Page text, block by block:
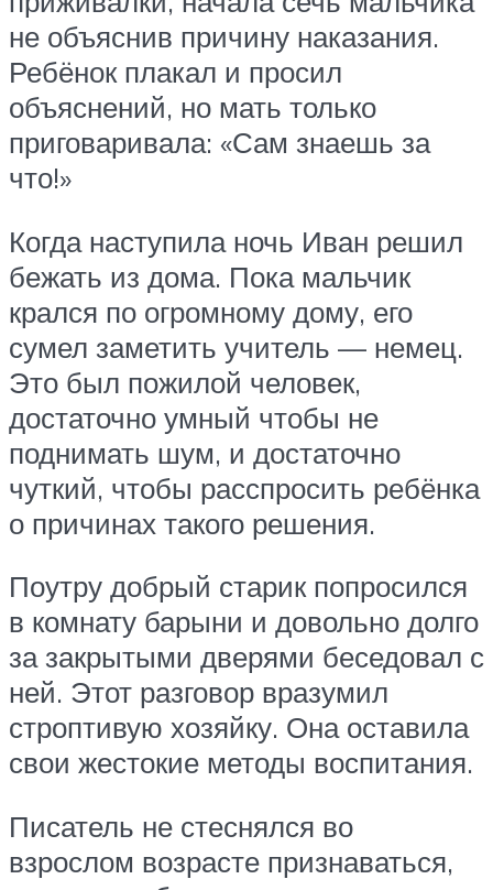
не объяснив причину наказания.
Ребёнок плакал и просил
объяснений, но мать только
приговаривала: «Сам знаешь за
что!»
Когда наступила ночь Иван решил
бежать из дома. Пока мальчик
крался по огромному дому, его
сумел заметить учитель — немец.
Это был пожилой человек,
достаточно умный чтобы не
поднимать шум, и достаточно
чуткий, чтобы расспросить ребёнка
о причинах такого решения.
Поутру добрый старик попросился
в комнату барыни и довольно долго
за закрытыми дверями беседовал с
ней. Этот разговор вразумил
строптивую хозяйку. Она оставила
свои жестокие методы воспитания.
Писатель не стеснялся во
взрослом возрасте признаваться,